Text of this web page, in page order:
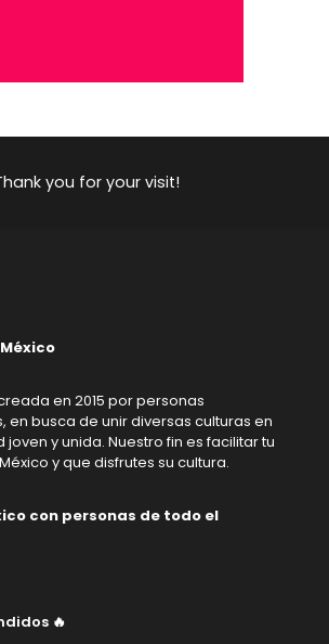
you for your visit!
en 2015 por personas
en busca de unir diversas culturas en
y unida. Nuestro fin es facilitar tu
y que disfrutes su cultura.
con personas de todo el
🔥